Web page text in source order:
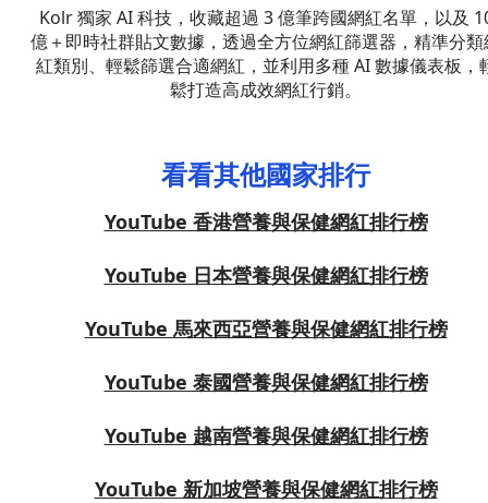
Kolr 獨家 AI 科技，收藏超過 3 億筆跨國網紅名單，以及
億＋即時社群貼文數據，透過全方位網紅篩選器，精準分類
紅類別、輕鬆篩選合適網紅，並利用多種 AI 數據儀表板，
鬆打造高成效網紅行銷。
看看其他國家排行
YouTube 香港營養與保健網紅排行榜
YouTube 日本營養與保健網紅排行榜
YouTube 馬來西亞營養與保健網紅排行榜
YouTube 泰國營養與保健網紅排行榜
YouTube 越南營養與保健網紅排行榜
YouTube 新加坡營養與保健網紅排行榜